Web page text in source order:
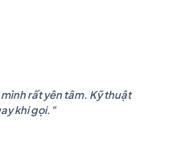
rất yên tâm. Kỹ thuật
khi gọi."